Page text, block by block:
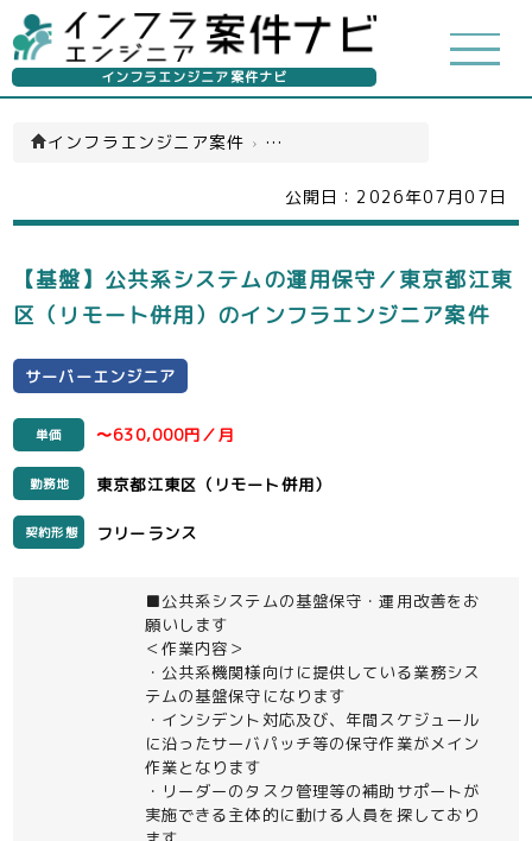
インフラエンジニア案件ナビ
インフラエンジニア案件 › サーバーエンジニア(一覧)
公開日： 2026年07月07日
【基盤】公共系システムの運用保守／東京都江東
区（リモート併用）のインフラエンジニア案件
サーバーエンジニア
単価 〜630,000円／月
勤務地 東京都江東区（リモート併用）
契約形態 フリーランス
■公共系システムの基盤保守・運用改善をお
願いします
＜作業内容＞
・公共系機関様向けに提供している業務シス
テムの基盤保守になります
・インシデント対応及び、年間スケジュール
に沿ったサーバパッチ等の保守作業がメイン
作業となります
・リーダーのタスク管理等の補助サポートが
実施できる主体的に動ける人員を探しており